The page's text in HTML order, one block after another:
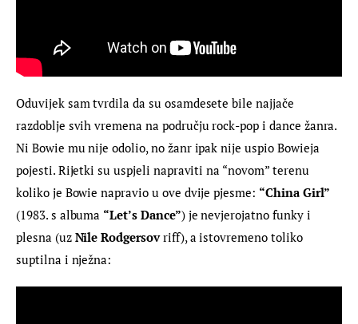
Oduvijek sam tvrdila da su osamdesete bile najjače
razdoblje svih vremena na području rock-pop i dance žanra.
Ni Bowie mu nije odolio, no žanr ipak nije uspio Bowieja
pojesti. Rijetki su uspjeli napraviti na “novom” terenu
koliko je Bowie napravio u ove dvije pjesme: “China Girl”
(1983. s albuma “Let’s Dance”) je nevjerojatno funky i
plesna (uz Nile Rodgersov riff), a istovremeno toliko
suptilna i nježna: